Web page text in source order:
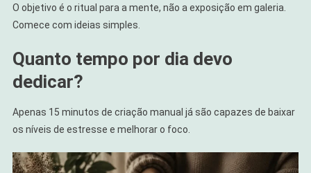
O objetivo é o ritual para a mente, não a exposição em galeria.
Comece com ideias simples.
Quanto tempo por dia devo
dedicar?
Apenas 15 minutos de criação manual já são capazes de baixar
os níveis de estresse e melhorar o foco.